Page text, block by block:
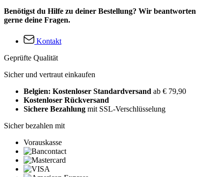
Benötigst du Hilfe zu deiner Bestellung? Wir beantworten
gerne deine Fragen.
Kontakt
Geprüfte Qualität
Sicher und vertraut einkaufen
Belgien: Kostenloser Standardversand ab € 79,90
Kostenloser Rückversand
Sichere Bezahlung mit SSL-Verschlüsselung
Sicher bezahlen mit
Vorauskasse